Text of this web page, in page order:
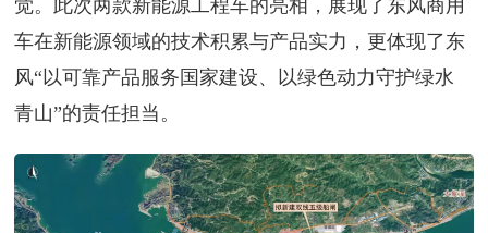
觉。此次两款新能源工程车的亮相，展现了东风商用
车在新能源领域的技术积累与产品实力，更体现了东
风“以可靠产品服务国家建设、以绿色动力守护绿水
青山”的责任担当。